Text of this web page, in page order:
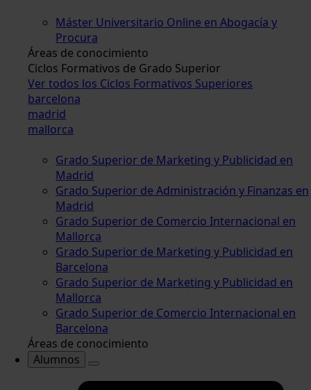
Máster Universitario Online en Abogacía y
Procura
Áreas de conocimiento
Ciclos Formativos de Grado Superior
Ver todos los Ciclos Formativos Superiores
barcelona
madrid
mallorca
Grado Superior de Marketing y Publicidad en
Madrid
Grado Superior de Administración y Finanzas en
Madrid
Grado Superior de Comercio Internacional en
Mallorca
Grado Superior de Marketing y Publicidad en
Barcelona
Grado Superior de Marketing y Publicidad en
Mallorca
Grado Superior de Comercio Internacional en
Barcelona
Áreas de conocimiento
Alumnos